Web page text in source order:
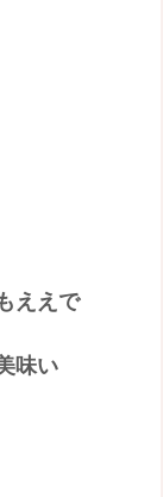
ええで
味い